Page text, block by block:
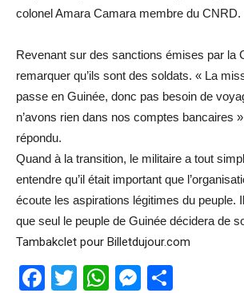
colonel Amara Camara membre du CNRD.
Revenant sur des sanctions émises par la
remarquer qu’ils sont des soldats. « La
passe en Guinée, donc pas besoin de
n’avons rien dans nos comptes bancaires
répondu.
Quand à la transition, le militaire a tout
entendre qu’il était important que
écoute les aspirations légitimes du peuple.
que seul le peuple de Guinée décidera de
Tambakclet pour Billetdujour.com
Facebook
TwitterWhatsApp